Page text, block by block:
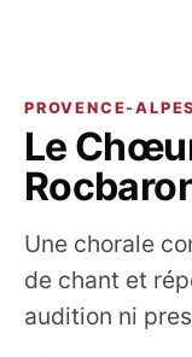
PROVENCE-
Le
Une chorale
de chant et
audition ni